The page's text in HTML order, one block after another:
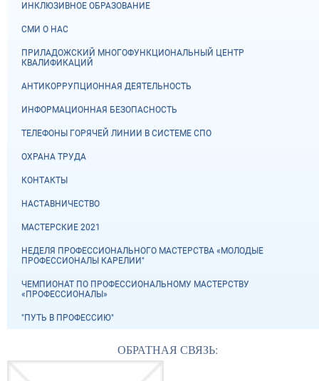
ИНКЛЮЗИВНОЕ ОБРАЗОВАНИЕ
СМИ О НАС
ПРИЛАДОЖСКИЙ МНОГОФУНКЦИОНАЛЬНЫЙ ЦЕНТР
КВАЛИФИКАЦИЙ
АНТИКОРРУПЦИОННАЯ ДЕЯТЕЛЬНОСТЬ
ИНФОРМАЦИОННАЯ БЕЗОПАСНОСТЬ
ТЕЛЕФОНЫ ГОРЯЧЕЙ ЛИНИИ В СИСТЕМЕ СПО
ОХРАНА ТРУДА
КОНТАКТЫ
НАСТАВНИЧЕСТВО
МАСТЕРСКИЕ 2021
НЕДЕЛЯ ПРОФЕССИОНАЛЬНОГО МАСТЕРСТВА «МОЛОДЫЕ
ПРОФЕССИОНАЛЫ КАРЕЛИИ"
ЧЕМПИОНАТ ПО ПРОФЕССИОНАЛЬНОМУ МАСТЕРСТВУ
«ПРОФЕССИОНАЛЫ»
"ПУТЬ В ПРОФЕССИЮ"
ОБРАТНАЯ СВЯЗЬ: